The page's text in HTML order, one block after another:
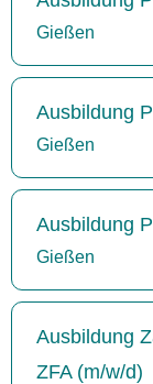
Gießen
Ausbildung
Gießen
Ausbildung
Gießen
Ausbildung
ZFA (m/w/d)